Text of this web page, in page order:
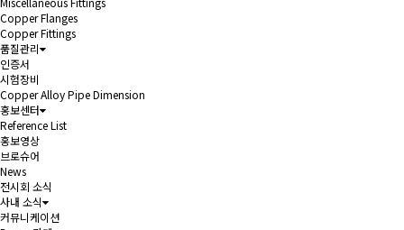
Copper Flanges
Copper Fittings
품질관리
인증서
시험장비
Copper Alloy Pipe Dimension
홍보센터
Reference List
홍보영상
브로슈어
News
전시회 소식
사내 소식
커뮤니케이션